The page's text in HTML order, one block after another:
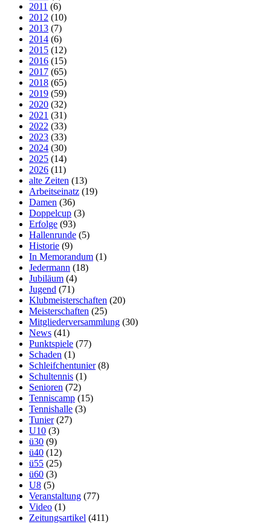
2011 (6)
2012 (10)
2013 (7)
2014 (6)
2015 (12)
2016 (15)
2017 (65)
2018 (65)
2019 (59)
2020 (32)
2021 (31)
2022 (33)
2023 (33)
2024 (30)
2025 (14)
2026 (11)
alte Zeiten (13)
Arbeitseinatz (19)
Damen (36)
Doppelcup (3)
Erfolge (93)
Hallenrunde (5)
Historie (9)
In Memorandum (1)
Jedermann (18)
Jubiläum (4)
Jugend (71)
Klubmeisterschaften (20)
Meisterschaften (25)
Mitgliederversammlung (30)
News (41)
Punktspiele (77)
Schaden (1)
Schleifchentunier(8)
Schultennis (1)
Senioren (72)
Tenniscamp (15)
Tennishalle (3)
Tunier(27)
U10 (3)
ü30 (9)
ü40 (12)
ü55 (25)
ü60 (3)
U8 (5)
Veranstaltung (77)
Video (1)
Zeitungsartikel (411)